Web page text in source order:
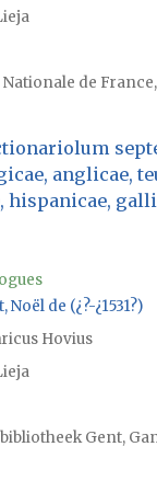
de France,
anglicae,
de (¿?-¿1531?)
Hovius
Gent,